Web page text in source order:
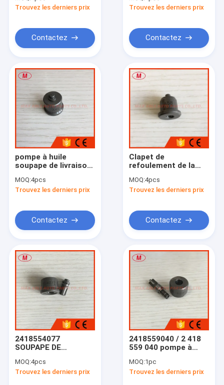
Produits
A propos de nous
Visite d'usine
Contrôle de la qualité
Demande de soumission
6SD1/EX200-
Trouvez les derniers prix
Contactez
Trouvez les derniers prix
Contactez
pompe à huile
soupape de livraison
MOQ:4pcs
Trouvez les derniers prix
Contactez
Clapet de
refoulement de la
MOQ:4pcs
Trouvez les derniers prix
Contactez
2418554077
SOUPAPE DE
STEYR WD615
MOQ:4pcs
Trouvez les derniers prix
2418559040 / 2 418
559 040 pompe à
MOQ:1pc
Trouvez les derniers prix